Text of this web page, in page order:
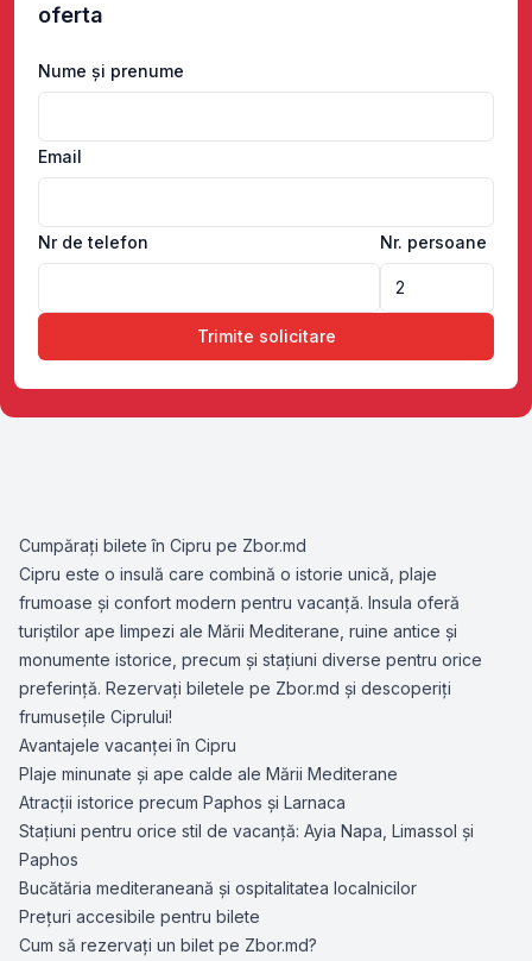
oferta
Nume și prenume
Email
Nr de telefon Nr. persoane
Trimite solicitare
Cumpărați bilete în Cipru pe Zbor.md
Cipru este o insulă care combină o istorie unică, plaje
frumoase și confort modern pentru vacanță. Insula oferă
turiștilor ape limpezi ale Mării Mediterane, ruine antice și
monumente istorice, precum și stațiuni diverse pentru orice
preferință. Rezervați biletele pe Zbor.md și descoperiți
frumusețile Ciprului!
Avantajele vacanței în Cipru
Plaje minunate și ape calde ale Mării Mediterane
Atracții istorice precum Paphos și Larnaca
Stațiuni pentru orice stil de vacanță: Ayia Napa, Limassol și
Paphos
Bucătăria mediteraneană și ospitalitatea localnicilor
Prețuri accesibile pentru bilete
Cum să rezervați un bilet pe Zbor.md?